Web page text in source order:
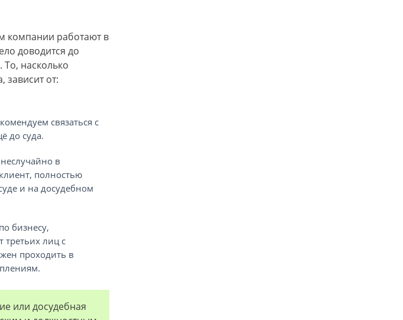
компании работают в
доводится до
насколько
зависит от:
связаться с
до суда.
в
полностью
и на досудебном
бизнесу,
третьих лиц с
проходить в
или досудебная